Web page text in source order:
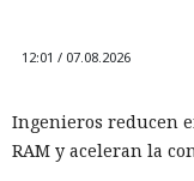
12:01 / 07.08.2026
Ingenieros reducen
RAM y aceleran la